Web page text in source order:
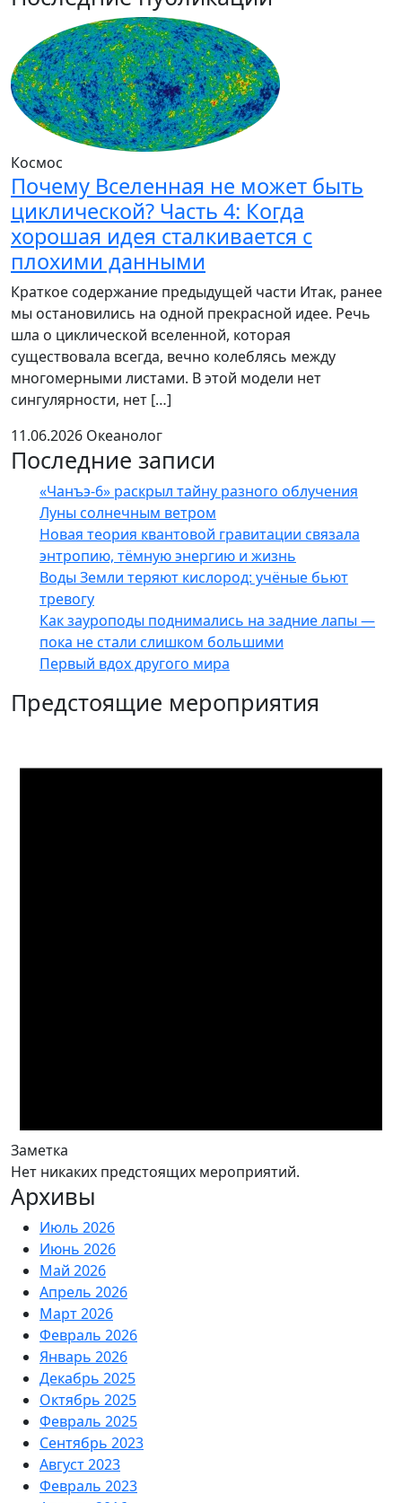
Космос
Почему Вселенная не может быть
циклической? Часть 4: Когда
хорошая идея сталкивается с
плохими данными
Краткое содержание предыдущей части Итак, ранее
мы остановились на одной прекрасной идее. Речь
шла о циклической вселенной, которая
существовала всегда, вечно колеблясь между
многомерными листами. В этой модели нет
сингулярности, нет […]
11.06.2026 Океанолог
Последние записи
«Чанъэ-6» раскрыл тайну разного облучения
Луны солнечным ветром
Новая теория квантовой гравитации связала
энтропию, тёмную энергию и жизнь
Воды Земли теряют кислород: учёные бьют
тревогу
Как зауроподы поднимались на задние лапы —
пока не стали слишком большими
Первый вдох другого мира
Предстоящие мероприятия
Заметка
Нет никаких предстоящих мероприятий.
Архивы
Июль 2026
Июнь 2026
Май 2026
Апрель 2026
Март 2026
Февраль 2026
Январь 2026
Декабрь 2025
Октябрь 2025
Февраль 2025
Сентябрь 2023
Август 2023
Февраль 2023